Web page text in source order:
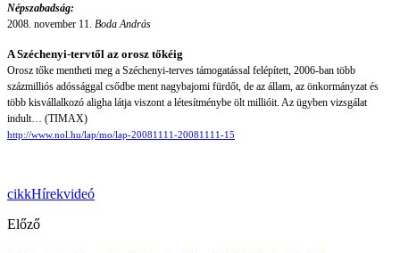
Népszabadság:
2008. november 11. Boda András
A Széchenyi-tervtől az orosz tőkéig
Orosz tőke mentheti meg a Széchenyi-terves támogatással felépített, 2006-ban több
százmilliós adóssággal csődbe ment nagybajomi fürdőt, de az állam, az önkormányzat és
több kisvállalkozó aligha látja viszont a létesítménybe ölt millióit. Az ügyben vizsgálat
indult… (TIMAX)
http://www.nol.hu/lap/mo/lap-20081111-20081111-15
cikkHírekvideó
Előző